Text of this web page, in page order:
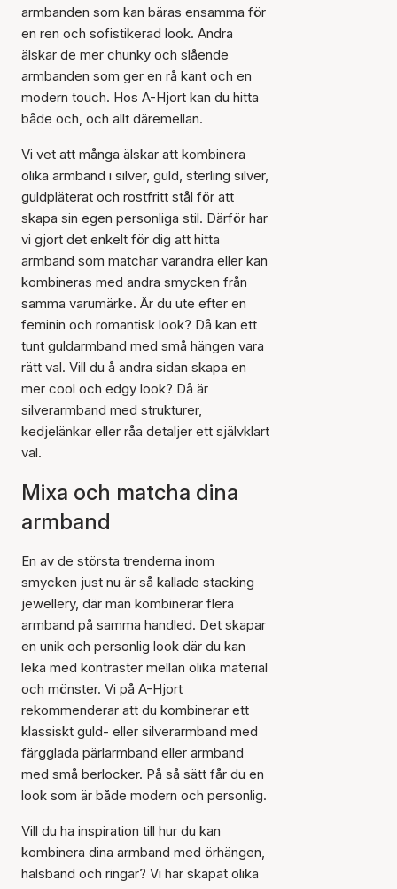
armbanden som kan bäras ensamma för
en ren och sofistikerad look. Andra
älskar de mer chunky och slående
armbanden som ger en rå kant och en
modern touch. Hos A-Hjort kan du hitta
både och, och allt däremellan.
Vi vet att många älskar att kombinera
olika armband i silver, guld, sterling silver,
guldpläterat och rostfritt stål för att
skapa sin egen personliga stil. Därför har
vi gjort det enkelt för dig att hitta
armband som matchar varandra eller kan
kombineras med andra smycken från
samma varumärke. Är du ute efter en
feminin och romantisk look? Då kan ett
tunt guldarmband med små hängen vara
rätt val. Vill du å andra sidan skapa en
mer cool och edgy look? Då är
silverarmband med strukturer,
kedjelänkar eller råa detaljer ett självklart
val.
Mixa och matcha dina
armband
En av de största trenderna inom
smycken just nu är så kallade stacking
jewellery, där man kombinerar flera
armband på samma handled. Det skapar
en unik och personlig look där du kan
leka med kontraster mellan olika material
och mönster. Vi på A-Hjort
rekommenderar att du kombinerar ett
klassiskt guld- eller silverarmband med
färgglada pärlarmband eller armband
med små berlocker. På så sätt får du en
look som är både modern och personlig.
Vill du ha inspiration till hur du kan
kombinera dina armband med örhängen,
halsband och ringar? Vi har skapat olika